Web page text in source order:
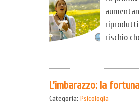
rischio
L’imbarazzo: la
Categoria: Psicologia